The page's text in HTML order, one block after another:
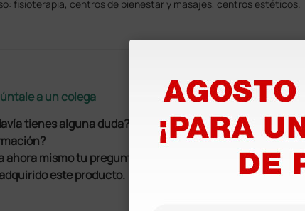
fisioterapia, centros de bienestar y masajes, centros estéticos.
a un colega
tienes alguna duda? ¿Necesitas más
ahora mismo tu pregunta a los colegas que ya
este producto.